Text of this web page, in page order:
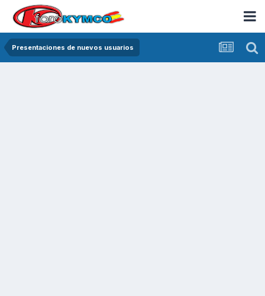
Presentaciones de nuevos usuarios